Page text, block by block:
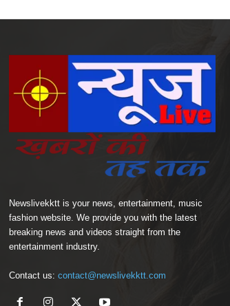
Newslivekktt is your news, entertainment, music
fashion website. We provide you with the latest
breaking news and videos straight from the
entertainment industry.
Contact us: contact@newslivekktt.com